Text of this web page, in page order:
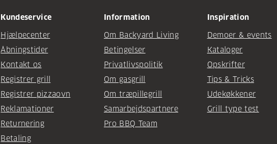
Kundeservice
Hjælpecenter
Åbningstider
Kontakt os
Registrer grill
Registrer pizzaovn
Reklamationer
Returnering
Betaling
Information
Om Backyard Living
Betingelser
Privatlivspolitik
Om gasgrill
Om træpillegrill
Samarbejdspartnere
Pro BBQ Team
Inspiration
Demoer & events
Kataloger
Opskrifter
Tips & Tricks
Udekøkkener
Grill type test